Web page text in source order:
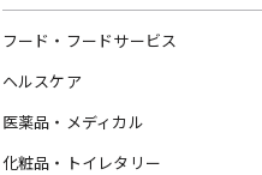
フード・フードサービス
ヘルスケア
医薬品・メディカル
化粧品・トイレタリー